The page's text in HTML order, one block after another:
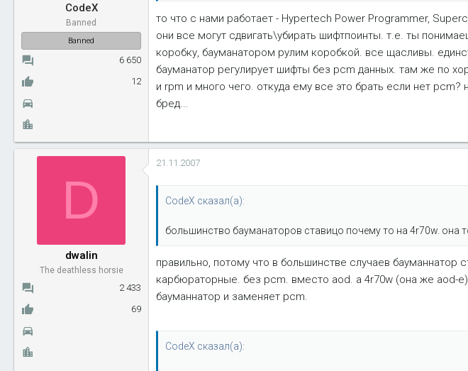
CodeX
Banned
Banned
6 650
12
то что с нами работает - Hypertech Power Programmer,
они все могут сдвигать\убирать шифтпоинты. т.е. ты
коробку, бауманатором рулим коробкой. все щасливы.
бауманатор регулирует шифты без pcm данных. там же по
и rpm и много чего. откуда ему все это брать если нет
бред...
D
dwalin
The deathless horsie
2 433
69
21.11.2007
CodeX сказал(а):
большинство бауманаторов ставицо почему то на 4r70w.
правильно, потому что в большинстве случаев бауманнатор
карбюраторные. без pcm. вместо aod. а 4r70w (она же aod-
бауманнатор и заменяет pcm.
CodeX сказал(а):